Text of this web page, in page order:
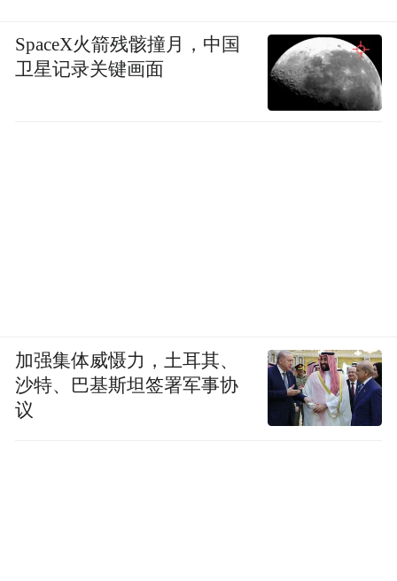
SpaceX火箭残骸撞月，中国
卫星记录关键画面
加强集体威慑力，土耳其、
沙特、巴基斯坦签署军事协
议